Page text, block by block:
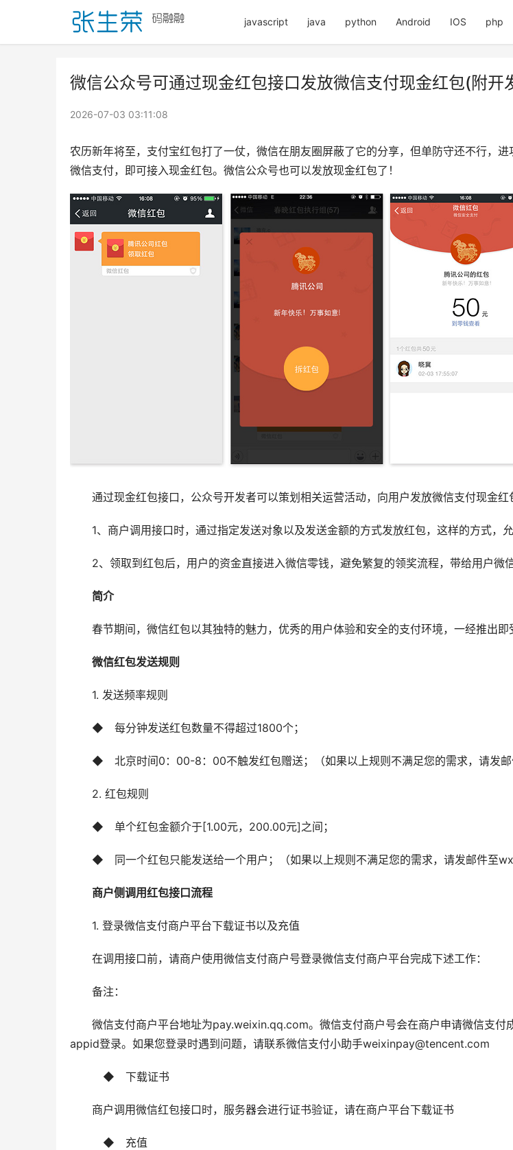
javascript java python Android IOS php
微信公众号可通过现金红包接口发放微信支付现金红包(附开
2026-07-03 03:11:08
农历新年将至，支付宝红包打了一仗，微信在朋友圈屏蔽了它的分享，但单防守还不行，
微信支付，即可接入现金红包。微信公众号也可以发放现金红包了！
通过现金红包接口，公众号开发者可以策划相关运营活动，向用户发放微信支付现金红
1、商户调用接口时，通过指定发送对象以及发送金额的方式发放红包，这样的方式，
2、领取到红包后，用户的资金直接进入微信零钱，避免繁复的领奖流程，带给用户微
简介
春节期间，微信红包以其独特的魅力，优秀的用户体验和安全的支付环境，一经推出即
微信红包发送规则
1. 发送频率规则
◆　每分钟发送红包数量不得超过1800个；
◆　北京时间0：00-8：00不触发红包赠送；（如果以上规则不满足您的需求，请发邮
2. 红包规则
◆　单个红包金额介于[1.00元，200.00元]之间；
◆　同一个红包只能发送给一个用户；（如果以上规则不满足您的需求，请发邮件至
商户侧调用红包接口流程
1. 登录微信支付商户平台下载证书以及充值
在调用接口前，请商户使用微信支付商户号登录微信支付商户平台完成下述工作：
备注：
微信支付商户平台地址为pay.weixin.qq.com。微信支付商户号会在商户申请微信支付
appid登录。如果您登录时遇到问题，请联系微信支付小助手weixinpay@tencent.com
◆　下载证书
商户调用微信红包接口时，服务器会进行证书验证，请在商户平台下载证书
◆　充值